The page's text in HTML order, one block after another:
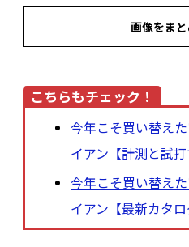
画像をま
こちらもチェック！
今年こそ買い替え
イアン【計測と試打
今年こそ買い替え
イアン【最新カタロ